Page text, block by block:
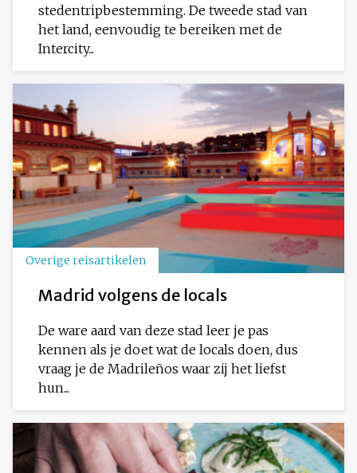
stedentripbestemming. De tweede stad van
het land, eenvoudig te bereiken met de
Intercity...
Overige reisartikelen
Madrid volgens de locals
De ware aard van deze stad leer je pas
kennen als je doet wat de locals doen, dus
vraag je de Madrileños waar zij het liefst
hun...